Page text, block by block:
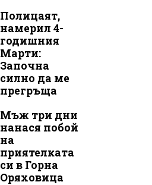
Полицаят,
намерил 4-
годишния
Марти:
Започна
силно да ме
прегръща
Мъж три дни
нанася побой
на
приятелката
си в Горна
Оряховица